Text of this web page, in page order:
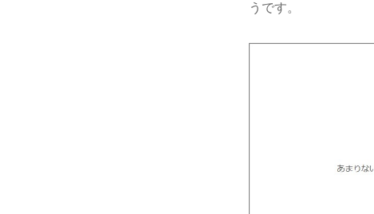
うです。